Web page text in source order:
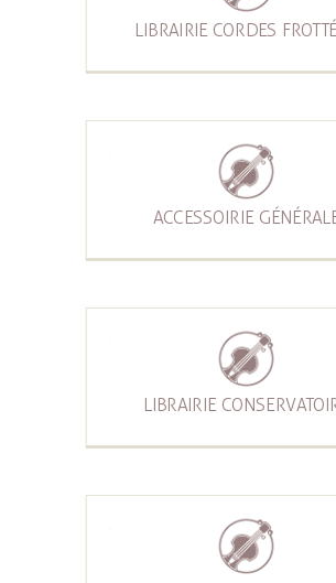
LIBRAIRIE CORDES
ACCESSOIRIE
LIBRAIRIE